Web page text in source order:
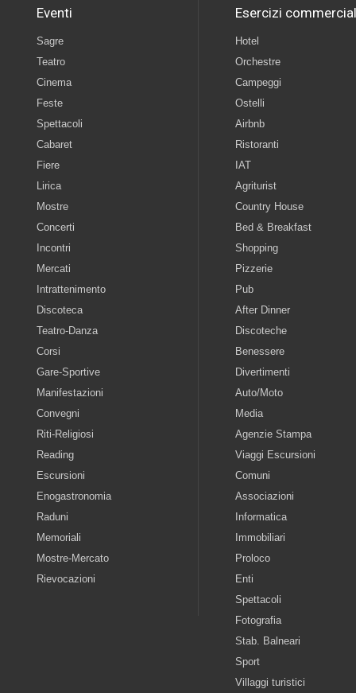
Eventi
Sagre
Teatro
Cinema
Feste
Spettacoli
Cabaret
Fiere
Lirica
Mostre
Concerti
Incontri
Mercati
Intrattenimento
Discoteca
Teatro-Danza
Corsi
Gare-Sportive
Manifestazioni
Convegni
Riti-Religiosi
Reading
Escursioni
Enogastronomia
Raduni
Memoriali
Mostre-Mercato
Rievocazioni
Esercizi
Hotel
Orchestre
Campeggi
Ostelli
Airbnb
Ristoranti
IAT
Agriturist
Country House
Bed & Breakfast
Shopping
Pizzerie
Pub
After Dinner
Discoteche
Benessere
Divertimenti
Auto/Moto
Media
Agenzie Stampa
Viaggi Escursioni
Comuni
Associazioni
Informatica
Immobiliari
Proloco
Enti
Spettacoli
Fotografia
Stab. Balneari
Sport
Villaggi turistici